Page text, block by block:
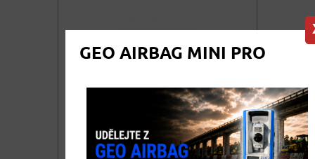
GEO AIRBAG MINI PRO
Magnetická vodováha PROFI
KINEX 100 cm